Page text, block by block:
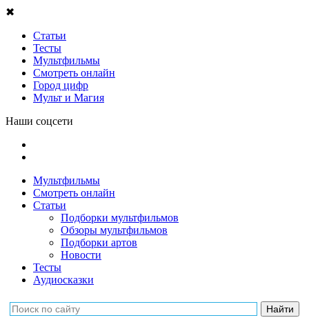
✖
Статьи
Тесты
Мультфильмы
Смотреть онлайн
Город цифр
Мульт и Магия
Наши соцсети
Мультфильмы
Смотреть онлайн
Статьи
Подборки мультфильмов
Обзоры мультфильмов
Подборки артов
Новости
Тесты
Аудиосказки